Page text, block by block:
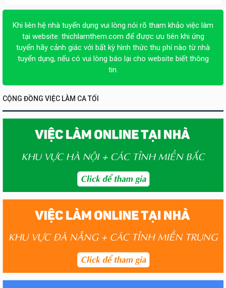
Khi liên hệ nhà tuyển dụng vui lòng nói rõ tham khảo việc làm
tại website: thichlamthem.com để được ưu tiên khi ứng
tuyển hãy cảnh giác với bất kỳ hình thức thu phí nào từ nhà
tuyển dụng, nếu có vui lòng báo lại cho website biết thông
tin.
CỘNG ĐỒNG VIỆC LÀM CA TỐI